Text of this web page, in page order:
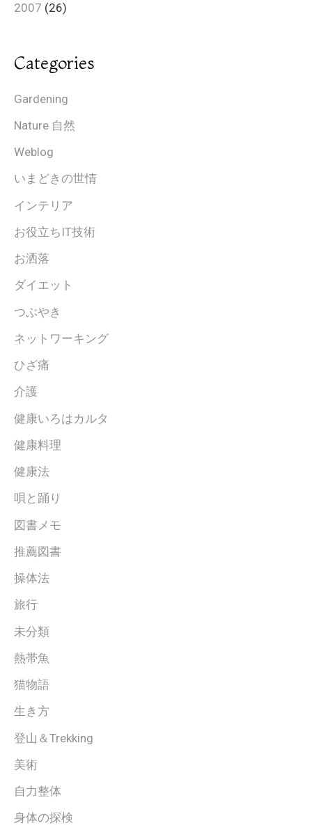
2007 (26)
Categories
Gardening
Nature 自然
Weblog
いまどきの世情
インテリア
お役立ちIT技術
お洒落
ダイエット
つぶやき
ネットワーキング
ひざ痛
介護
健康いろはカルタ
健康料理
健康法
唄と踊り
図書メモ
推薦図書
操体法
旅行
未分類
熱帯魚
猫物語
生き方
登山＆Trekking
美術
自力整体
身体の探検